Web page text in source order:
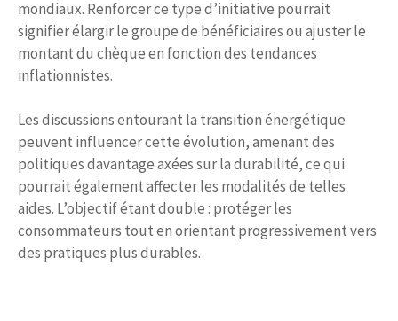
mondiaux. Renforcer ce type d’initiative pourrait
signifier élargir le groupe de bénéficiaires ou ajuster le
montant du chèque en fonction des tendances
inflationnistes.
Les discussions entourant la transition énergétique
peuvent influencer cette évolution, amenant des
politiques davantage axées sur la durabilité, ce qui
pourrait également affecter les modalités de telles
aides. L’objectif étant double : protéger les
consommateurs tout en orientant progressivement vers
des pratiques plus durables.